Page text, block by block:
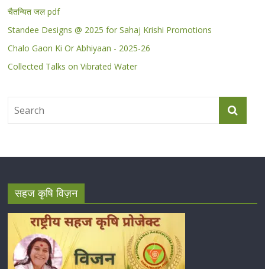
चैतन्यित जल pdf
Standee Designs @ 2025 for Sahaj Krishi Promotions
Chalo Gaon Ki Or Abhiyaan - 2025-26
Collected Talks on Vibrated Water
सहज कृषि विज़न